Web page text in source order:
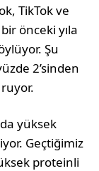
TikTok ve
önceki yıla
Şu
2’sinden
yüksek
Geçtiğimiz
proteinli